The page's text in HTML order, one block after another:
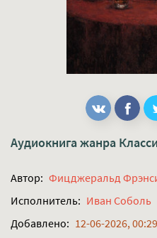
Аудиокнига жанра
Автор: Фицджеральд
Исполнитель: Иван Соболь
Добавлено: 12-06-2026, 00:29